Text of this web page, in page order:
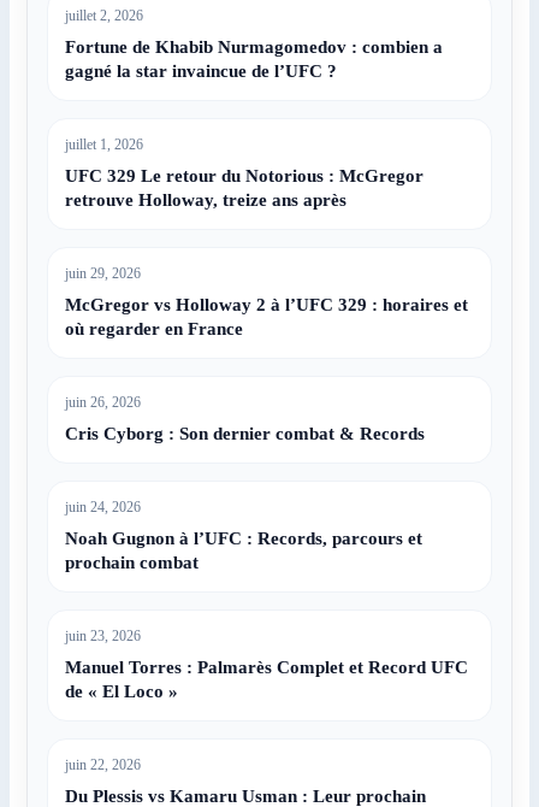
juillet 2, 2026
Fortune de Khabib Nurmagomedov : combien a
gagné la star invaincue de l’UFC ?
juillet 1, 2026
UFC 329 Le retour du Notorious : McGregor
retrouve Holloway, treize ans après
juin 29, 2026
McGregor vs Holloway 2 à l’UFC 329 : horaires et
où regarder en France
juin 26, 2026
Cris Cyborg : Son dernier combat & Records
juin 24, 2026
Noah Gugnon à l’UFC : Records, parcours et
prochain combat
juin 23, 2026
Manuel Torres : Palmarès Complet et Record UFC
de « El Loco »
juin 22, 2026
Du Plessis vs Kamaru Usman : Leur prochain